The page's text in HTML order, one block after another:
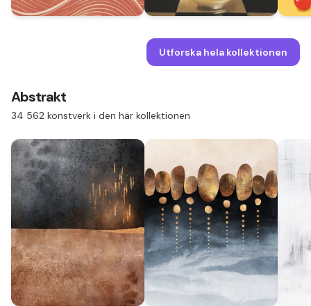
Utforska hela kollektionen
Abstrakt
34 562 konstverk i den här kollektionen